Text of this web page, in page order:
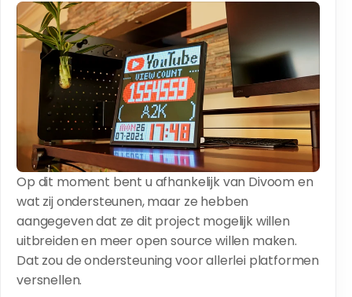
Op dit moment bent u afhankelijk van Divoom en
wat zij ondersteunen, maar ze hebben
aangegeven dat ze dit project mogelijk willen
uitbreiden en meer open source willen maken.
Dat zou de ondersteuning voor allerlei platformen
versnellen.